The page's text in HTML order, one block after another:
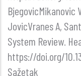
BjegovicMikanovic
JovicVranes A,
System Review.
https://doi.org/
Sažetak